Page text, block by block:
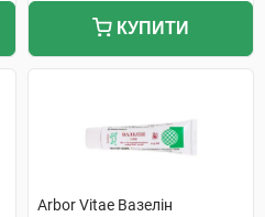
КУПИТИ
Arbor Vitae Вазелін